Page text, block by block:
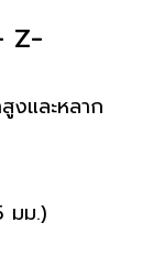
Z-
งและหลาก
มม.)